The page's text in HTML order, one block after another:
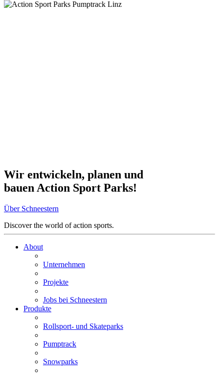
Wir entwickeln, planen und
bauen Action Sport Parks!
Über Schneestern
Discover the world of action sports.
About
Unternehmen
Projekte
Jobs bei Schneestern
Produkte
Rollsport- und Skateparks
Pumptrack
Snowparks